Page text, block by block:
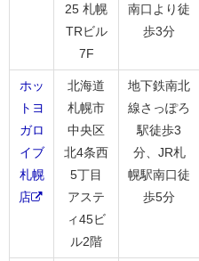
25 札幌
TRビル
7F
南口より徒
歩3分
ホッ
トヨ
ガロ
イブ
札幌
店
北海道
札幌市
中央区
北4条西
5丁目
アステ
ィ45ビ
ル2階
地下鉄南北
線さっぽろ
駅徒歩3
分、JR札
幌駅南口徒
歩5分